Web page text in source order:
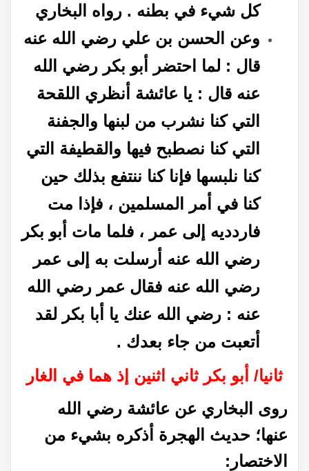
كل شيء في بطنه . رواه البخاري
وعن الحسن بن علي رضي الله عنه
قال : لما احتضر أبو بكر رضي الله
عنه قال : يا عائشة أنظري اللقحة
التي كنا نشرب من لبنها والجفنة
التي كنا نصطبح فيها والقطيفة التي
كنا نلبسها فإنا كنا ننتفع بذلك حين
كنا في أمر المسلمين ، فإذا مت
فاردديه إلى عمر ، فلما مات أبو بكر
رضي الله عنه أرسلت به إلى عمر
رضي الله عنه فقال عمر رضي الله
عنه : رضي الله عنك يا أبا بكر لقد
أتعبت من جاء بعدك .
ثانيا/ أبو بكر ثاني اثنين إذ هما في الغار
روى البخاري عن عائشة رضي الله
عنها؛ حديث الهجرة أذكره بشيء من
الاختصار: